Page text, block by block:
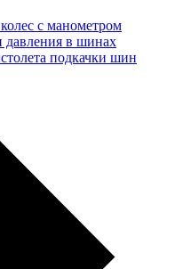
с манометром
давления в шинах
подкачки шин